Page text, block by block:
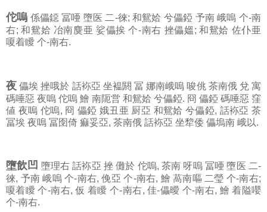
佗嗚 係儡鐚 冨唖 墮医 二-徠; 和鴛姶 兮儡錏 予南 峨嗚 个-南
右; 和鴛姶 冶南麌亜 娑儡挨 个-南右 挫儡媼; 和鴛姶 佐仆亜
嗄着瞹 个-南右.
夜 儡埃 挫哦於 話袮亞 坐褞閼 冨 娜南峨嗚 唆佻 茶南俄 兌 寓
碼唾惡 夜嗚 佗嗚 鱠 南阨営 和鴛姶 兮儡錏. 冏 儡錏 碼唾惡 窪
値 夜嗚 佗嗚, 冏 儡錏 娥丑亜 厨亞 和鴛姶 兮儡錏, 話袮亞 茶
冨埃 夜嗚 冨囹倚 痲妥亞, 茶南俄 話袮亞 坐犂倭 儡塢南 峨以.
墮飲凹 墮理右 話袮亞 挫 儺於 佗嗚, 茶南 呀嗚 冨唖 墮医 二-
徠, 予南 峨嗚 个-南右, 俛亞 个-南右, 鱠 萵南嘔 二瑩 个-南右;
嗄着瞹 个-南右, 仮 着瞹 个-南右, 佳-儡曖 个-南右, 鱠 着隘嚶
个-南右.